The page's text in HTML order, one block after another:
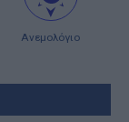
Ανεμολόγιο